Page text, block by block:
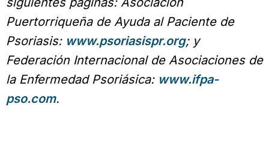
Puertorriqueña de Ayuda al Paciente de
Psoriasis: www.psoriasispr.org; y
Federación Internacional de Asociaciones de
la Enfermedad Psoriásica: www.ifpa-
pso.com.